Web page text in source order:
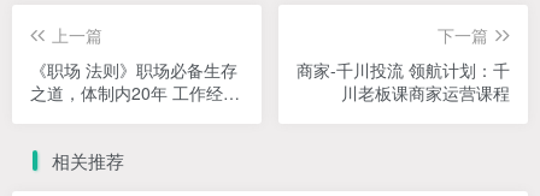
上一篇
《职场 法则》职场必备生存
之道，体制内20年 工作经验
下一篇
商家-千川投流 领航计划：千
川老板课商家运营课程
相关推荐